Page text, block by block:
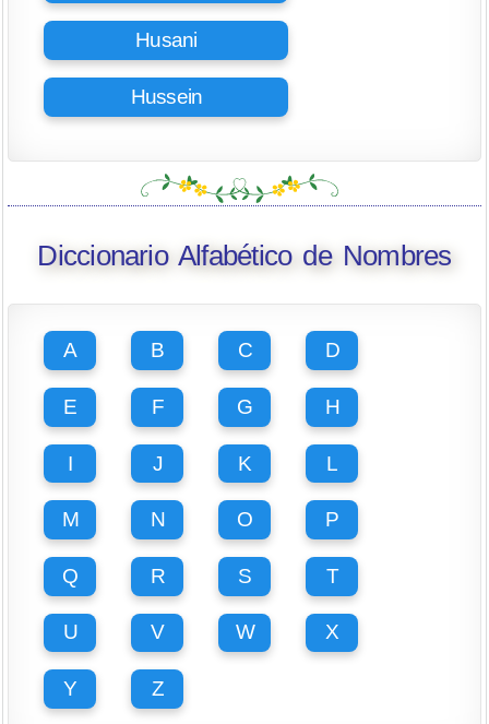
Husani
Hussein
Diccionario Alfabético de Nombres
A B C D
E F G H
I J K L
M N O P
Q R S T
U V W X
Y Z